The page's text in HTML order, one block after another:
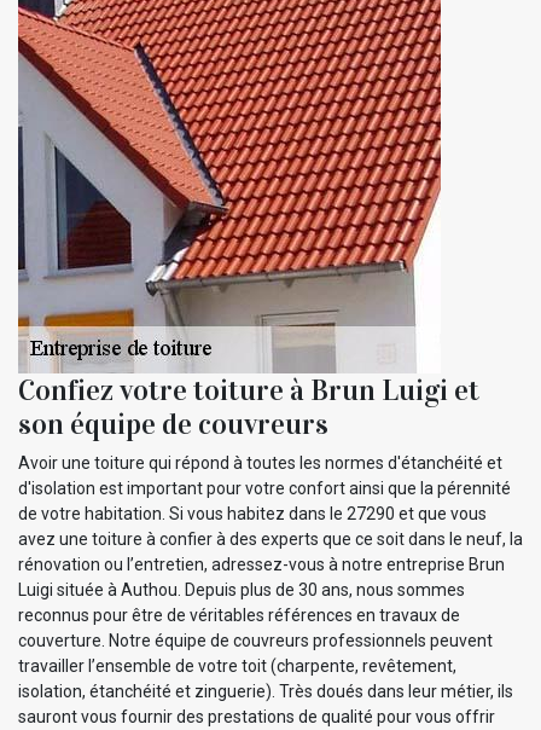
Confiez votre toiture à Brun Luigi et
son équipe de couvreurs
Avoir une toiture qui répond à toutes les normes d'étanchéité et
d'isolation est important pour votre confort ainsi que la pérennité
de votre habitation. Si vous habitez dans le 27290 et que vous
avez une toiture à confier à des experts que ce soit dans le neuf, la
rénovation ou l’entretien, adressez-vous à notre entreprise Brun
Luigi située à Authou. Depuis plus de 30 ans, nous sommes
reconnus pour être de véritables références en travaux de
couverture. Notre équipe de couvreurs professionnels peuvent
travailler l’ensemble de votre toit (charpente, revêtement,
isolation, étanchéité et zinguerie). Très doués dans leur métier, ils
sauront vous fournir des prestations de qualité pour vous offrir